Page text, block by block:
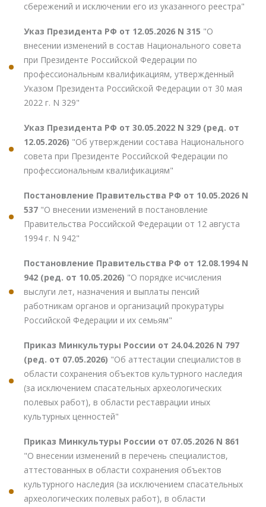
сбережений и исключении его из указанного реестра"
Указ Президента РФ от 12.05.2026 N 315 "О
внесении изменений в состав Национального совета
при Президенте Российской Федерации по
профессиональным квалификациям, утвержденный
Указом Президента Российской Федерации от 30 мая
2022 г. N 329"
Указ Президента РФ от 30.05.2022 N 329 (ред. от
12.05.2026) "Об утверждении состава Национального
совета при Президенте Российской Федерации по
профессиональным квалификациям"
Постановление Правительства РФ от 10.05.2026 N
537 "О внесении изменений в постановление
Правительства Российской Федерации от 12 августа
1994 г. N 942"
Постановление Правительства РФ от 12.08.1994 N
942 (ред. от 10.05.2026) "О порядке исчисления
выслуги лет, назначения и выплаты пенсий
работникам органов и организаций прокуратуры
Российской Федерации и их семьям"
Приказ Минкультуры России от 24.04.2026 N 797
(ред. от 07.05.2026) "Об аттестации специалистов в
области сохранения объектов культурного наследия
(за исключением спасательных археологических
полевых работ), в области реставрации иных
культурных ценностей"
Приказ Минкультуры России от 07.05.2026 N 861
"О внесении изменений в перечень специалистов,
аттестованных в области сохранения объектов
культурного наследия (за исключением спасательных
археологических полевых работ), в области